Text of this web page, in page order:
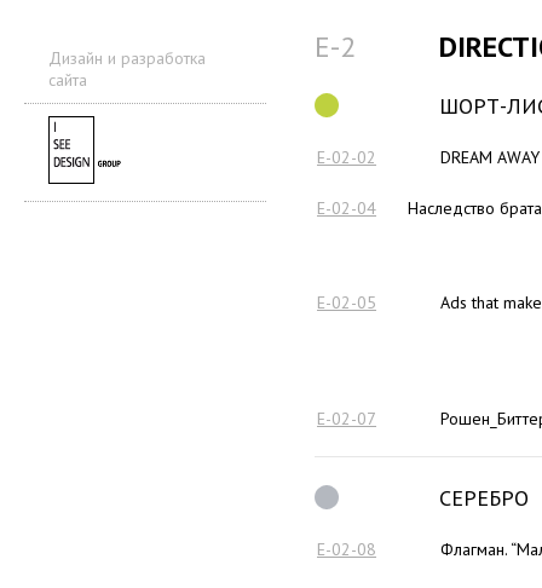
Дизайн и разработка
сайта
E-2
ШОРТ-
E-02-02 DREAM AWAY
E-02-04 Наследство брата
E-02-05 Ads that
E-02-07
СЕРЕБРО
E-02-08 Флагман.